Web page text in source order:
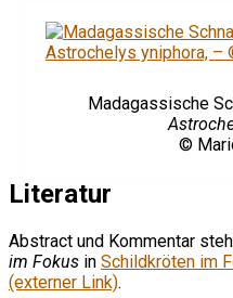
Madagassische
©
Literatur
Abstract und Kommentar
im Fokus in Schildkröten im
(externer Link).